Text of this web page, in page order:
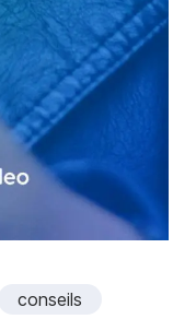
conseils